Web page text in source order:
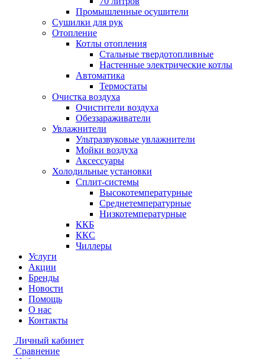
Промышленные осушители
Сушилки для рук
Отопление
Котлы отопления
Стальные твердотопливные
Настенные электрические котлы
Автоматика
Термостаты
Очистка воздуха
Очистители воздуха
Обеззараживатели
Увлажнители
Ультразвуковые увлажнители
Мойки воздуха
Аксессуары
Холодильные установки
Сплит-системы
Высокотемпературные
Среднетемпературные
Низкотемпературные
ККБ
ККС
Чиллеры
Услуги
Акции
Бренды
Новости
Помощь
О нас
Контакты
Личный кабинет
Сравнение